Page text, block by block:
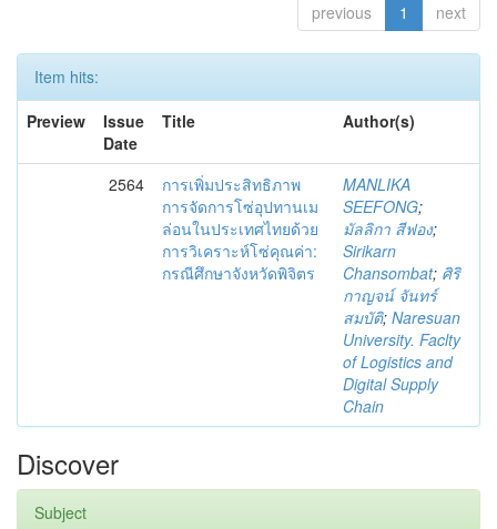
previous 1 next
Item hits:
Preview
Issue
Date
Title Author(s)
2564
การเพิ่มประสิทธิภาพ
การจัดการโซ่อุปทานเม
ล่อนในประเทศไทยด้วย
การวิเคราะห์โซ่คุณค่า:
กรณีศึกษาจังหวัดพิจิตร
MANLIKA
SEEFONG;
มัลลิกา สีฟอง;
Sirikarn
Chansombat; ศิริ
กาญจน์ จันทร์
สมบัติ; Naresuan
University. Faclty
of Logistics and
Digital Supply
Chain
Discover
Subject